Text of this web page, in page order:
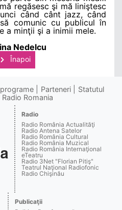
regăsesc şi mă liniştesc
când cânt jazz, când
comunic cu publicul în
a minţii şi a inimii mele.
Nedelcu
Înapoi
Parteneri
Statutul
Romania
Radio
Radio România Actualităţi
Radio Antena Satelor
Radio România Cultural
Radio România Muzical
Radio România Internaţional
eTeatru
Radio 3Net "Florian Pitiş"
Teatrul Naţional Radiofonic
Radio Chişinău
Publicaţii